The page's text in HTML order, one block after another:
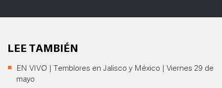
LEE TAMBIÉN
EN VIVO | Temblores en Jalisco y México | Viernes 29 de
mayo